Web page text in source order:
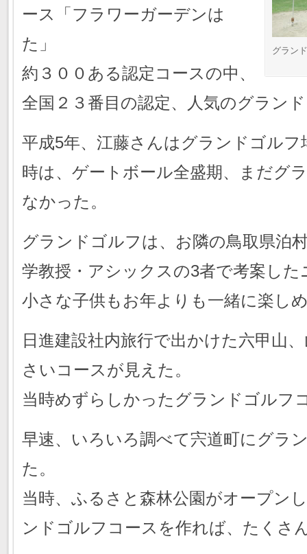
グラン
ース「フラワーガーデンは
た」
約３００ある認定コースの中、
全国２３番目の認定、人気のグラン
平成5年、江藤さんはグランドゴル
時は、ゲートボール全盛期、まだグ
なかった。
グランドゴルフは、お隣の鳥取県泊
学教授・アシックスの3者で考案した
小さな子供もお年よりも一緒に楽し
日進建設社内旅行で出かけた六甲山
さいコースが見えた。
当時めずらしかったグランドゴルフ
早速、いろいろ調べて宍道町にグラ
た。
当時、ふるさと森林公園がオープン
ンドゴルフコースを作れば、たくさ